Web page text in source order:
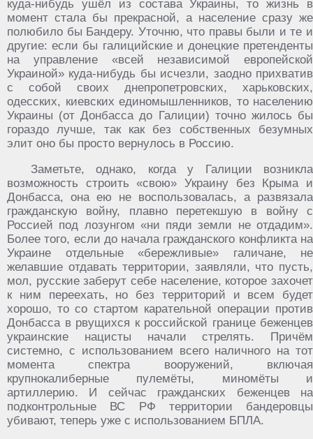
куда-нибудь ушёл из состава Украины, то жизнь в
момент стала бы прекрасной, а население сразу же
полюбило бы Бандеру. Уточню, что правы были и те и
другие: если бы галицийские и донецкие претенденты
на управление «всей независимой европейской
Украиной» куда-нибудь бы исчезли, заодно прихватив
с собой своих днепропетровских, харьковских,
одесских, киевских единомышленников, то населению
Украины (от Донбасса до Галиции) точно жилось бы
гораздо лучше, так как без собственных безумных
элит оно бы просто вернулось в Россию.
Заметьте, однако, когда у Галиции возникла
возможность строить «свою» Украину без Крыма и
Донбасса, она ею не воспользовалась, а развязала
гражданскую войну, плавно перетекшую в войну с
Россией под лозунгом «ни пяди земли не отдадим».
Более того, если до начала гражданского конфликта на
Украине отдельные «бережливые» галичане, не
желавшие отдавать территории, заявляли, что пусть,
мол, русские заберут себе население, которое захочет
к ним переехать, но без территорий и всем будет
хорошо, то со стартом карательной операции против
Донбасса в рвущихся к российской границе беженцев
украинские нацисты начали стрелять. Причём
системно, с использованием всего наличного на тот
момента спектра вооружений, включая
крупнокалиберные пулемёты, миномёты и
артиллерию. И сейчас гражданских беженцев на
подконтрольные ВС РФ территории бандеровцы
убивают, теперь уже с использованием БПЛА.